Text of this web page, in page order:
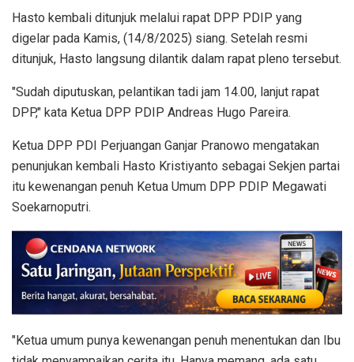
Hasto kembali ditunjuk melalui rapat DPP PDIP yang
digelar pada Kamis, (14/8/2025) siang. Setelah resmi
ditunjuk, Hasto langsung dilantik dalam rapat pleno tersebut.
"Sudah diputuskan, pelantikan tadi jam 14.00, lanjut rapat
DPP," kata Ketua DPP PDIP Andreas Hugo Pareira.
Ketua DPP PDI Perjuangan Ganjar Pranowo mengatakan
penunjukan kembali Hasto Kristiyanto sebagai Sekjen partai
itu kewenangan penuh Ketua Umum DPP PDIP Megawati
Soekarnoputri.
"Ketua umum punya kewenangan penuh menentukan dan Ibu